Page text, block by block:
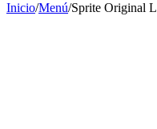
Inicio/Menú/Sprite Original